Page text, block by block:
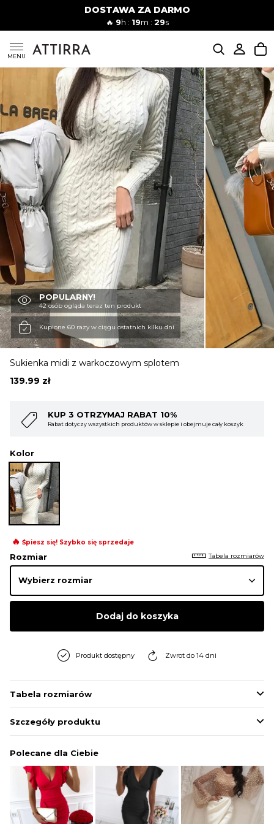
DOSTAWA ZA DARMO
🔥 9h : 19m : 27s
MENU
Mężczyźni
SUKIENKI
KOMBINEZONY
DÓŁ DAMSKIE
STROJE KĄPIELOWE
BLUZKI
OBUWIE
BIELIZNA
SWETRY
OKRYCIA WIERZCHNIE
POPULARNY!
42 osób ogląda teraz ten produkt
Kupione 60 razy w ciągu ostatnich kilku dni
Sukienka midi z warkoczowym splotem
139.99 zł
cały koszyk
KUP 4 OTRZYMAJ RABAT 15%
Rabat dotyczy wszystkich produktów w sklepie i obejmuje
Kolor
🔥 Śpiesz się! Szybko się sprzedaje
Rozmiar Tabela rozmiarów
Dodaj do koszyka
Produkt dostępny Zwrot do 14 dni
Tabela rozmiarów
Szczegóły produktu
Polecane dla Ciebie